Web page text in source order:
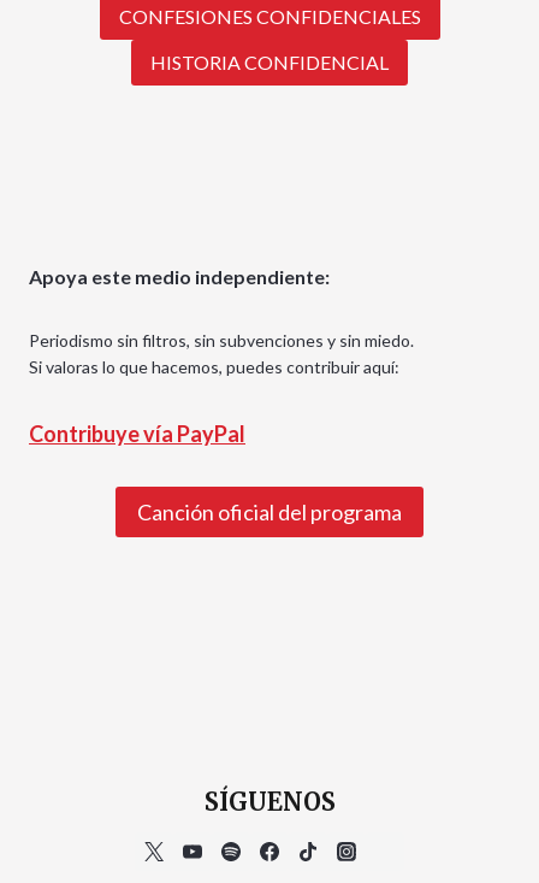
CONFESIONES CONFIDENCIALES
HISTORIA CONFIDENCIAL
Apoya este medio independiente:
Periodismo sin filtros, sin subvenciones y sin miedo.
Si valoras lo que hacemos, puedes contribuir aquí:
Contribuye vía PayPal
Canción oficial del programa
SÍGUENOS